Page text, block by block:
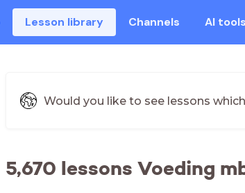
Lesson library Channels AI tools
Would you like to see lessons
5,670 lessons Voeding